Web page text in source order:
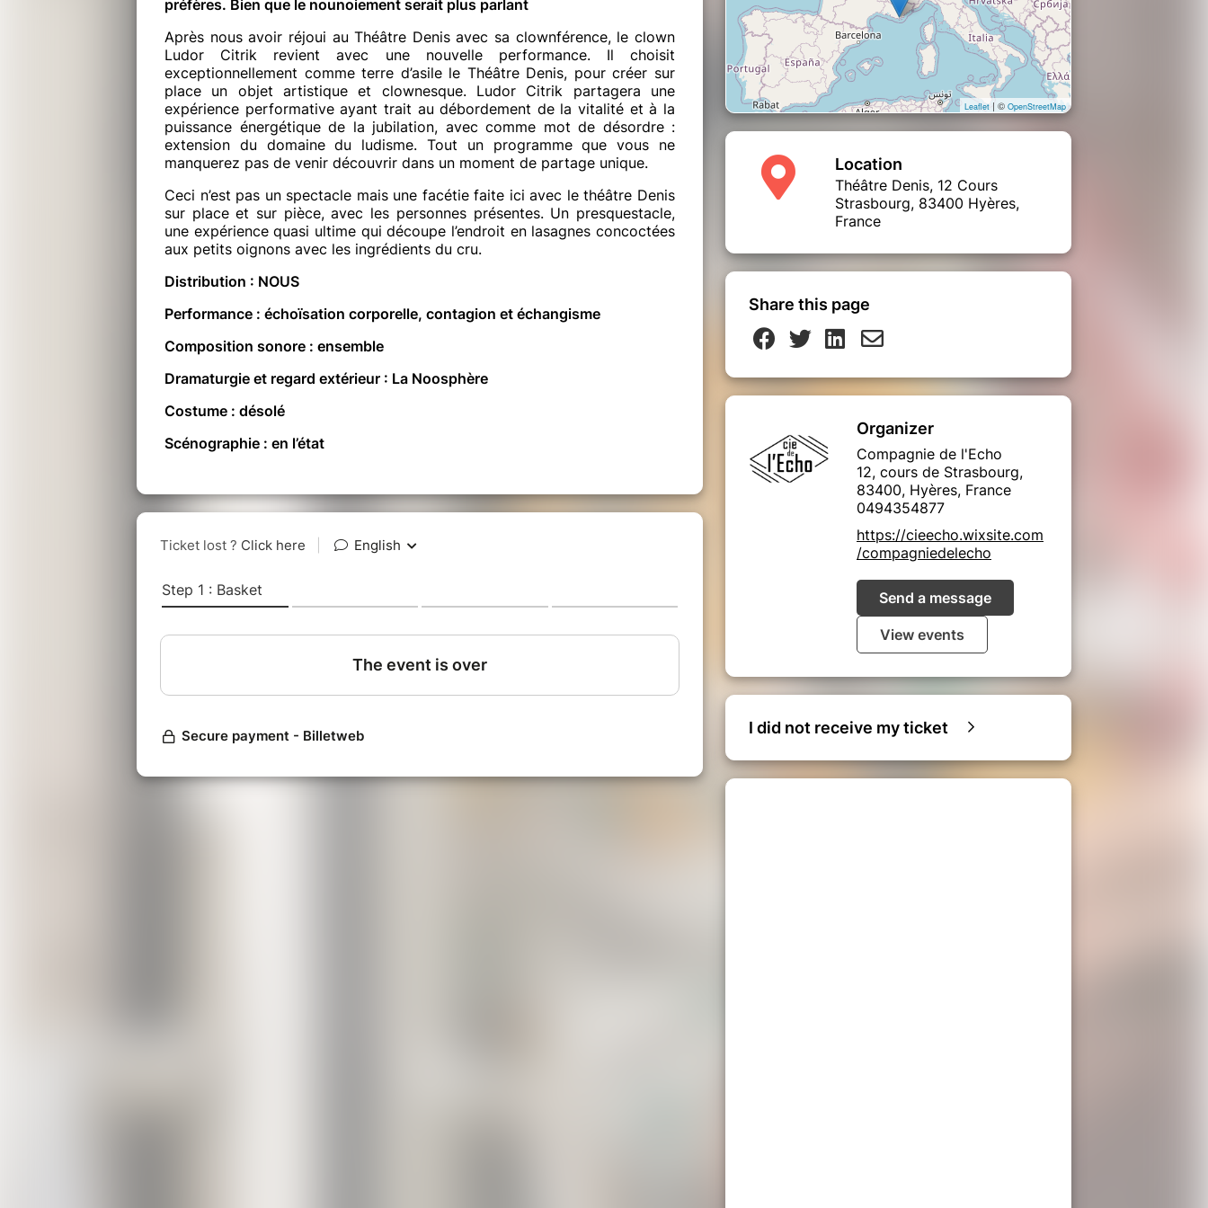
préfères. Bien que le nounoiement serait plus parlant
Après nous avoir réjoui au Théâtre Denis avec sa clownférence, le clown
Ludor Citrik revient avec une nouvelle performance. Il choisit
exceptionnellement comme terre d’asile le Théâtre Denis, pour créer sur
place un objet artistique et clownesque. Ludor Citrik partagera une
expérience performative ayant trait au débordement de la vitalité et à la
puissance énergétique de la jubilation, avec comme mot de désordre :
extension du domaine du ludisme. Tout un programme que vous ne
manquerez pas de venir découvrir dans un moment de partage unique.
Ceci n’est pas un spectacle mais une facétie faite ici avec le théâtre Denis
sur place et sur pièce, avec les personnes présentes. Un presquestacle,
une expérience quasi ultime qui découpe l’endroit en lasagnes concoctées
aux petits oignons avec les ingrédients du cru.
Distribution : NOUS
Performance : échoïsation corporelle, contagion et échangisme
Composition sonore : ensemble
Dramaturgie et regard extérieur : La Noosphère
Costume : désolé
Scénographie : en l’état
Leaflet | © OpenStreetMap
Location
Théâtre Denis, 12 Cours
Strasbourg, 83400 Hyères,
France
Share this page
Organizer
Compagnie de l'Echo
12, cours de Strasbourg,
83400, Hyères, France
0494354877
https://cieecho.wixsite.com
/compagniedelecho
Send a message
View events
I did not receive my ticket